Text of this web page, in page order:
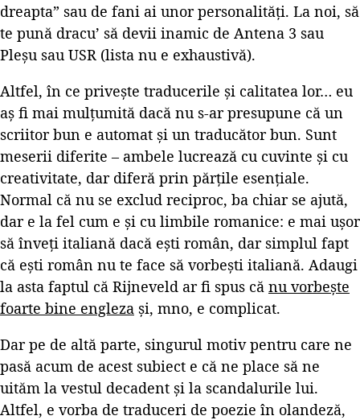
dreapta” sau de fani ai unor personalități. La noi, să
te pună dracu’ să devii inamic de Antena 3 sau
Pleșu sau USR (lista nu e exhaustivă).
Altfel, în ce privește traducerile și calitatea lor… eu
aș fi mai mulțumită dacă nu s-ar presupune că un
scriitor bun e automat și un traducător bun. Sunt
meserii diferite – ambele lucrează cu cuvinte și cu
creativitate, dar diferă prin părțile esențiale.
Normal că nu se exclud reciproc, ba chiar se ajută,
dar e la fel cum e și cu limbile romanice: e mai ușor
să înveți italiană dacă ești român, dar simplul fapt
că ești român nu te face să vorbești italiană. Adaugi
la asta faptul că Rijneveld ar fi spus că nu vorbește
foarte bine engleza și, mno, e complicat.
Dar pe de altă parte, singurul motiv pentru care ne
pasă acum de acest subiect e că ne place să ne
uităm la vestul decadent și la scandalurile lui.
Altfel, e vorba de traduceri de poezie în olandeză,